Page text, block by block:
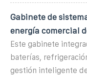
Gabinete de
energía comercial
Este gabinete
baterías,
gestión inteligente